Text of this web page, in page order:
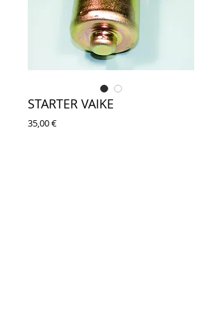
STARTER VAIKE
35,00 €Цена